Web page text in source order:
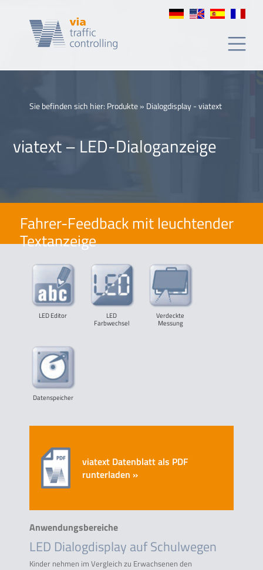
texto
LED
Sie befinden sich hier: Produkte» Dialogdisplay - viatext
viatext – LED-Dialoganzeige
Fahrer-Feedback mit leuchtender
Textanzeige
LED Editor LED
Farbwechsel
Verdeckte
Messung
Datenspeicher
viatext Datenblatt als PDF
runterladen »
Anwendungsbereiche
LED Dialogdisplay auf Schulwegen
Kinder nehmen im Vergleich zu Erwachsenen den